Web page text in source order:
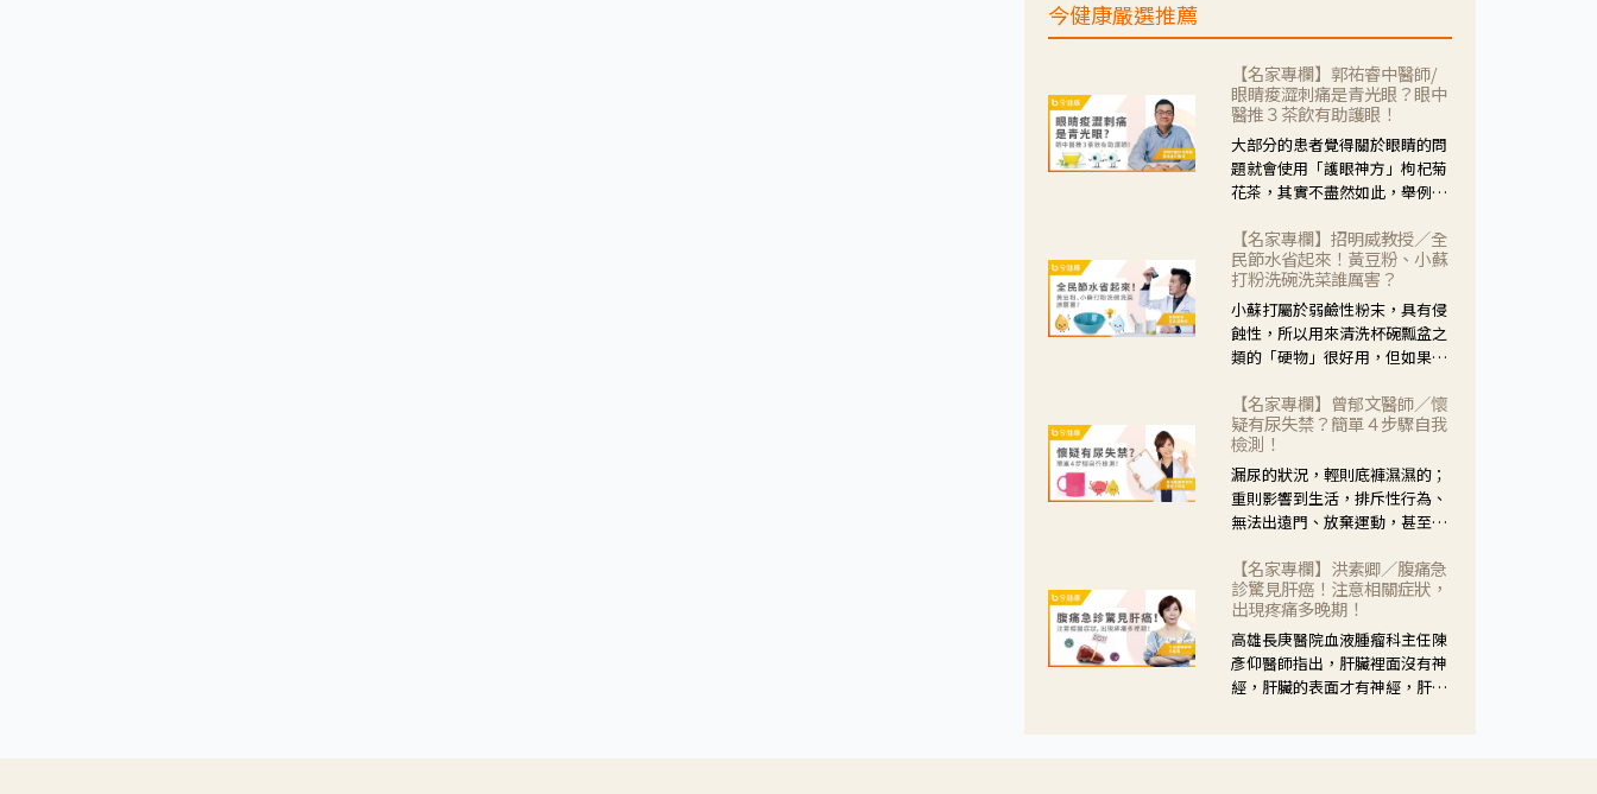
生活挑戰。
今健康嚴選推薦
【名家專欄】郭祐睿中醫師/
眼睛痠澀刺痛是青光眼？眼中
醫推３茶飲有助護眼！
大部分的患者覺得關於眼睛的問
題就會使用「護眼神方」枸杞菊
花茶，其實不盡然如此，舉例來
紅、眼睛痛、眼屎多而且顏色
黃，當然就可以使用枸杞菊花
茶，但是枸杞的劑量要少，菊花
的劑量要多；若是有以上症狀以
外，眼睛還會有灼熱感，眼屎多
到會「牽絲」，也就是水樣分泌
了，這時候就要使用菊花、金銀
花來治療；假如單純的眼睛乾
澀，結膜沒有紅，眼睛周圍沒有
眼屎，這種情況是屬於「陰
虛」，就可以使用枸杞、蓮藕、
麥門冬、山藥等比較滋潤的藥
【名家專欄】招明威教授／全
民節水省起來！黃豆粉、小蘇
打粉洗碗洗菜誰厲害？
小蘇打屬於弱鹼性粉末，具有侵
蝕性，所以用來清洗杯碗瓢盆之
類的「硬物」很好用，但如果用
特別注意用法用量，使用過多或
是浸泡太久，容易腐蝕蔬菜的纖
維，讓菜軟掉不清脆。
【名家專欄】曾郁文醫師／懷
疑有尿失禁？簡單４步驟自我
檢測！
漏尿的狀況，輕則底褲濕濕的；
重則影響到生活，排斥性行為、
無法出遠門、放棄運動，甚至怕
禁」的症狀，長期下來不敢與朋
友往來，低潮陰霾造成憂鬱症。
【名家專欄】洪素卿／腹痛急
診驚見肝癌！注意相關症狀，
出現疼痛多晚期！
高雄長庚醫院血液腫瘤科主任陳
彥仰醫師指出，肝臟裡面沒有神
經，肝臟的表面才有神經，肝臟